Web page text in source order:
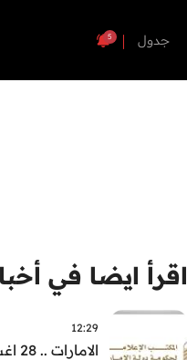
جدول 5
اقرأ ايضا في
12:29